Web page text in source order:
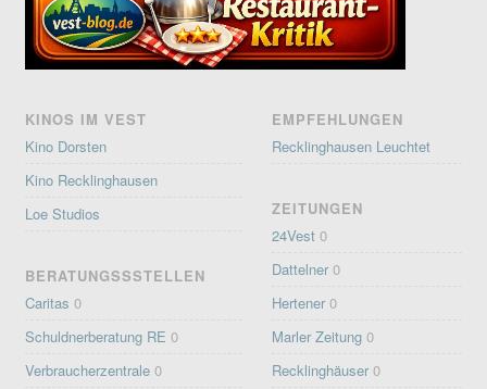
KINOS IM VEST
Kino Dorsten
Kino Recklinghausen
Loe Studios
BERATUNGSSSTELLEN
Caritas 0
Schuldnerberatung RE 0
Verbraucherzentrale 0
EMPFEHLUNGEN
Recklinghausen Leuchtet
ZEITUNGEN
24Vest 0
Dattelner 0
Hertener 0
Marler Zeitung 0
Recklinghäuser 0